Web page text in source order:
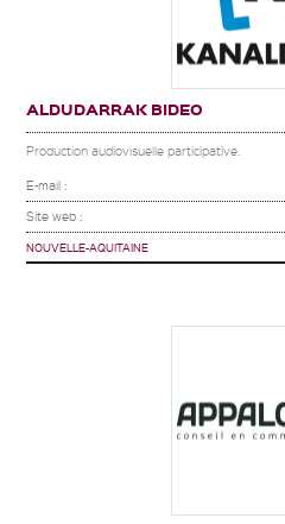
ALDUDARRAK BIDEO
Production audiovisuelle participative.
E-mail :
Site web :
NOUVELLE-AQUITAINE